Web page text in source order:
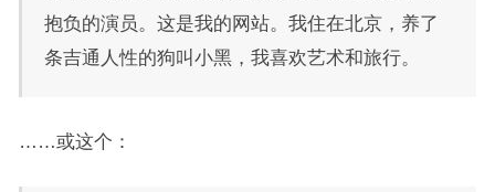
抱负的演员。这是我的网站。我住在北京，养了
条吉通人性的狗叫小黑，我喜欢艺术和旅行。
……或这个：